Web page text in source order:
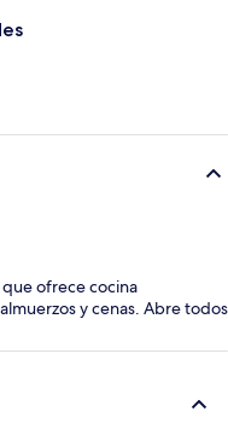
ofrece cocina
y cenas. Abre todos